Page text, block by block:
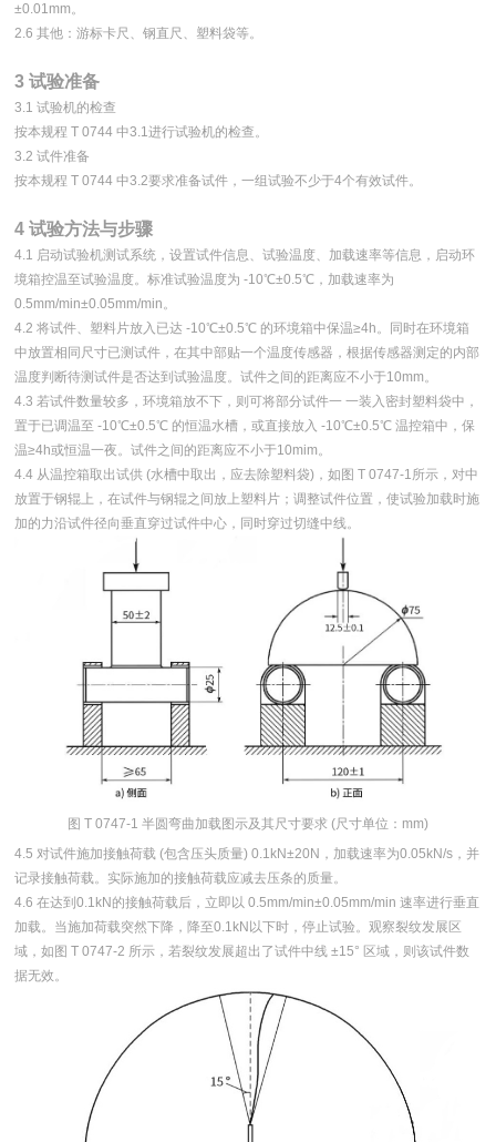
±0.01mm。
2.6 其他：游标卡尺、钢直尺、塑料袋等。
3 试验准备
3.1 试验机的检查
按本规程 T 0744 中3.1进行试验机的检查。
3.2 试件准备
按本规程 T 0744 中3.2要求准备试件，一组试验不少于4个有效试件。
4 试验方法与步骤
4.1 启动试验机测试系统，设置试件信息、试验温度、加载速率等信息，启动环
境箱控温至试验温度。标准试验温度为 -10℃±0.5℃，加载速率为
0.5mm/min±0.05mm/min。
4.2 将试件、塑料片放入已达 -10℃±0.5℃ 的环境箱中保温≥4h。同时在环境箱
中放置相同尺寸已测试件，在其中部贴一个温度传感器，根据传感器测定的内部
温度判断待测试件是否达到试验温度。试件之间的距离应不小于10mm。
4.3 若试件数量较多，环境箱放不下，则可将部分试件一 一装入密封塑料袋中，
置于已调温至 -10℃±0.5℃ 的恒温水槽，或直接放入 -10℃±0.5℃ 温控箱中，保
温≥4h或恒温一夜。试件之间的距离应不小于10mim。
4.4 从温控箱取出试供 (水槽中取出，应去除塑料袋)，如图 T 0747-1所示，对中
放置于钢辊上，在试件与钢辊之间放上塑料片；调整试件位置，使试验加载时施
加的力沿试件径向垂直穿过试件中心，同时穿过切缝中线。
图 T 0747-1 半圆弯曲加载图示及其尺寸要求 (尺寸单位：mm)
4.5 对试件施加接触荷载 (包含压头质量) 0.1kN±20N，加载速率为0.05kN/s，并
记录接触荷载。实际施加的接触荷载应减去压条的质量。
4.6 在达到0.1kN的接触荷载后，立即以 0.5mm/min±0.05mm/min 速率进行垂直
加载。当施加荷载突然下降，降至0.1kN以下时，停止试验。观察裂纹发展区
域，如图 T 0747-2 所示，若裂纹发展超出了试件中线 ±15° 区域，则该试件数
据无效。